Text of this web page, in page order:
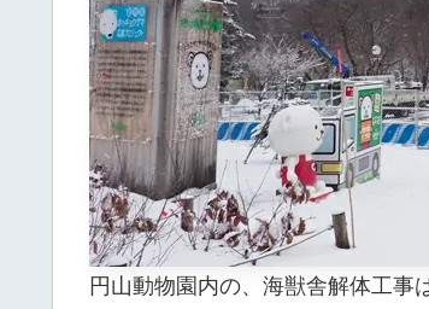
円山動物園内の、海獣舎解体工事